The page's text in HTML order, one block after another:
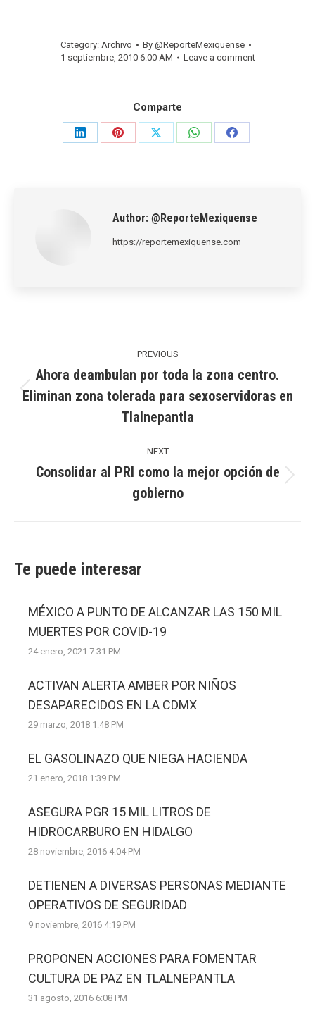
Category: Archivo By @ReporteMexiquense
1 septiembre, 2010 6:00 AM
Leave a comment
Comparte
Share
Share
Share
Share
Share
Author: @ReporteMexiquense
https://reportemexiquense.com
PREVIOUS
Previous
post:
Ahora deambulan por toda la zona centro.
Eliminan zona tolerada para sexoservidoras en
Tlalnepantla
NEXT
post:
Consolidar al PRI como la mejor opción de
gobierno
Te puede interesar
MÉXICO A PUNTO DE ALCANZAR LAS 150 MIL
MUERTES POR COVID-19
24 enero, 2021 7:31 PM
ACTIVAN ALERTA AMBER POR NIÑOS
DESAPARECIDOS EN LA CDMX
29 marzo, 2018 1:48 PM
EL GASOLINAZO QUE NIEGA HACIENDA
21 enero, 2018 1:39 PM
ASEGURA PGR 15 MIL LITROS DE
HIDROCARBURO EN HIDALGO
28 noviembre, 2016 4:04 PM
DETIENEN A DIVERSAS PERSONAS MEDIANTE
OPERATIVOS DE SEGURIDAD
9 noviembre, 2016 4:19 PM
PROPONEN ACCIONES PARA FOMENTAR
CULTURA DE PAZ EN TLALNEPANTLA
31 agosto, 2016 6:08 PM